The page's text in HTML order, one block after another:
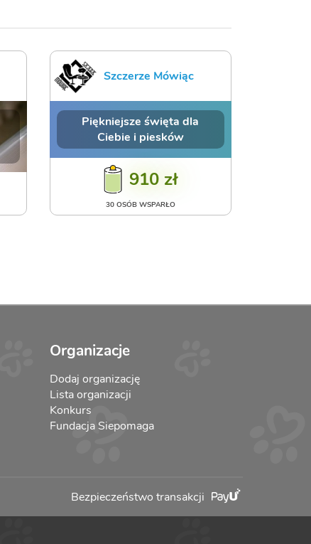
Szczerze Mówiąc
Piękniejsze święta dla
Ciebie i piesków
910 zł
30 OSÓB WSPARŁO
Organizacje
Dodaj organizację
Lista organizacji
Konkurs
Fundacja Siepomaga
Bezpieczeństwo transakcji